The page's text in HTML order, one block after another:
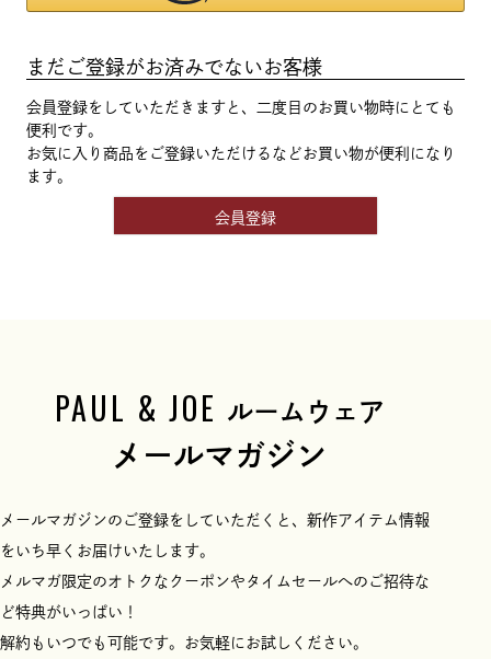
まだご登録がお済みでないお客様
会員登録をしていただきますと、二度目のお買い物時にとても
便利です。
お気に入り商品をご登録いただけるなどお買い物が便利になり
ます。
会員登録
PAUL & JOE ルームウェア
メールマガジン
メールマガジンのご登録をしていただくと、新作アイテム情報
をいち早くお届けいたします。
メルマガ限定のオトクなクーポンやタイムセールへのご招待な
ど特典がいっぱい！
解約もいつでも可能です。お気軽にお試しください。